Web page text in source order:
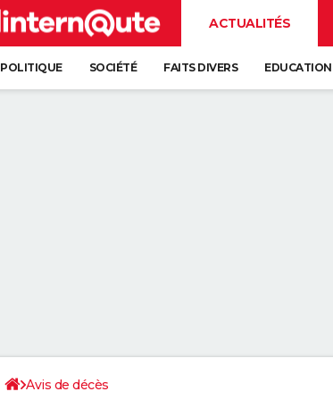
ACTUALITÉS
POLITIQUE SOCIÉTÉ FAITS DIVERS EDUCATION
Avis de décès